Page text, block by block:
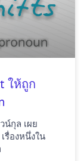
ให้ถูก
กุล เผย
รื่องหนึ่งใน